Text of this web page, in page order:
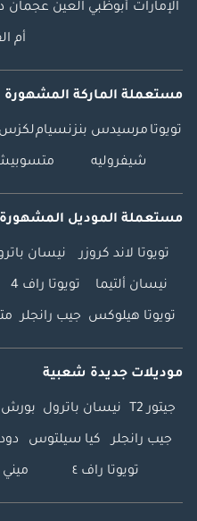
الإمارات أبوظبي العين عجمان
أم
مستعملة الماركة المشهورة
تويوتا مرسيدس بنزنسياملكزس
شيفروليه
مستعملة الموديل المشهورة
تويوتا لاند كروزر نيسان
نيسان ألتيما تويوتا راف 4
تويوتا هيلوكس جيب رانجلر
موديلات جديدة شعبية
جيتور T2 نيسان باترول بورش 911
جيب رانجلر كيا سيلتوس
تويوتا راف ٤ ميني